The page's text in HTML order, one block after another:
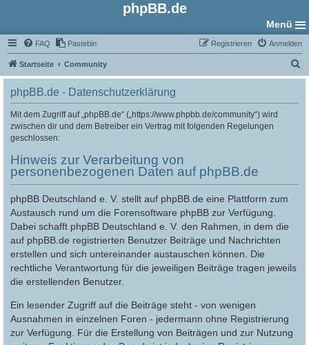
phpBB.de
Menü
FAQ Pastebin Anmelden
Registrieren
Startseite Community
u
phpBB.de - Datenschutzerklärung
Mit dem Zugriff auf „phpBB.de“ („https://www.phpbb.de/community“) wird
zwischen dir und dem Betreiber ein Vertrag mit folgenden Regelungen
geschlossen:
Hinweis zur Verarbeitung von
personenbezogenen Daten auf phpBB.de
phpBB Deutschland e. V. stellt auf phpBB.de eine Plattform zum
Austausch rund um die Forensoftware phpBB zur Verfügung.
Dabei schafft phpBB Deutschland e. V. den Rahmen, in dem die
auf phpBB.de registrierten Benutzer Beiträge und Nachrichten
erstellen und sich untereinander austauschen können. Die
rechtliche Verantwortung für die jeweiligen Beiträge tragen jeweils
die erstellenden Benutzer.
Ein lesender Zugriff auf die Beiträge steht - von wenigen
Ausnahmen in einzelnen Foren - jedermann ohne Registrierung
zur Verfügung. Für die Erstellung von Beiträgen und zur Nutzung